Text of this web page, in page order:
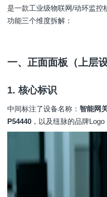
是一款工业级物联网/动环监控
功能三个维度拆解：
一、正面面板（上层设
1. 核心标识
中间标注了设备名称： 智能网
P54440 ，以及纽脉的品牌Logo